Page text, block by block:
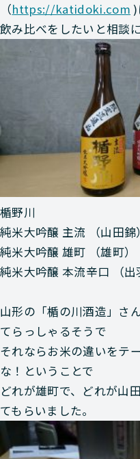
（https://katidoki.com
飲み比べをしたいと相談
楯野川
純米大吟醸 主流 （山田錦）
純米大吟醸 雄町 （雄町）
純米大吟醸 本流辛口 （出
山形の「楯の川酒造」さ
てらっしゃるそうで
それならお米の違いをテ
な！ということで
どれが雄町で、どれが山
てもらいました。